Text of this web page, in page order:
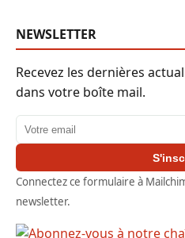
NEWSLETTER
Recevez les dernières
dans votre boîte mail.
Adresse email
Connectez ce formulaire à
newsletter.